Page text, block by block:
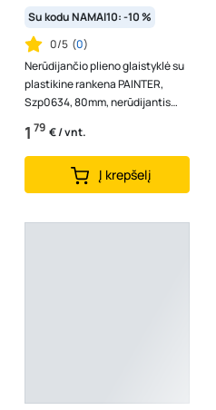
Su kodu NAMAI10: -10 %
0/5 (0)
Nerūdijančio plieno glaistyklė su
plastikine rankena PAINTER,
Szp0634, 80mm, nerūdijantis
plienas, plastikinė rankena
1 79 € / vnt.
Į krepšelį